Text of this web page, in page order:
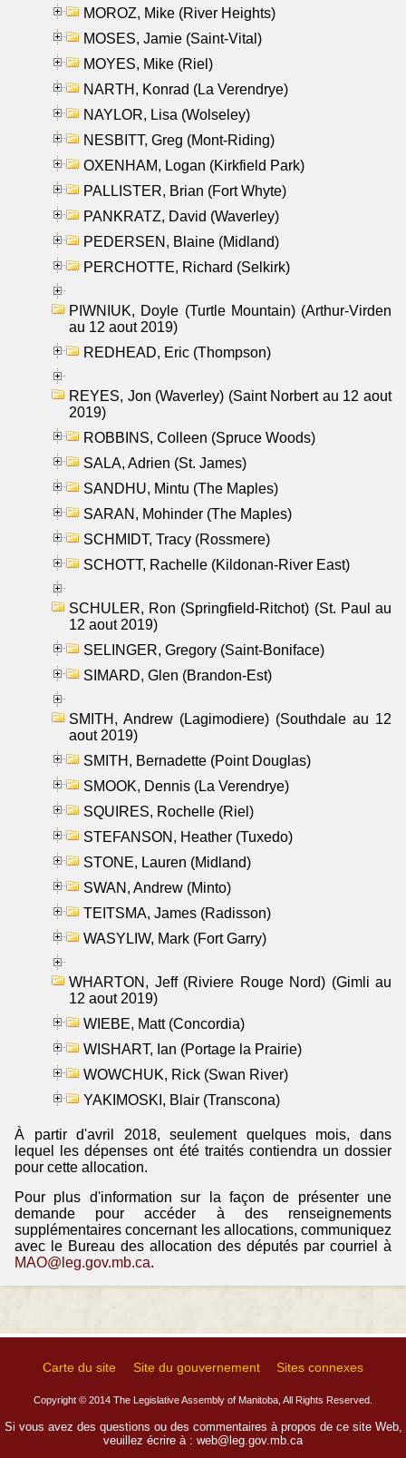
MOROZ, Mike (River Heights)
MOSES, Jamie (Saint-Vital)
MOYES, Mike (Riel)
NARTH, Konrad (La Verendrye)
NAYLOR, Lisa (Wolseley)
NESBITT, Greg (Mont-Riding)
OXENHAM, Logan (Kirkfield Park)
PALLISTER, Brian (Fort Whyte)
PANKRATZ, David (Waverley)
PEDERSEN, Blaine (Midland)
PERCHOTTE, Richard (Selkirk)
PIWNIUK, Doyle (Turtle Mountain) (Arthur-Virden
au 12 aout 2019)
REDHEAD, Eric (Thompson)
REYES, Jon (Waverley) (Saint Norbert au 12 aout
2019)
ROBBINS, Colleen (Spruce Woods)
SALA, Adrien (St. James)
SANDHU, Mintu (The Maples)
SARAN, Mohinder (The Maples)
SCHMIDT, Tracy (Rossmere)
SCHOTT, Rachelle (Kildonan-River East)
SCHULER, Ron (Springfield-Ritchot) (St. Paul au
12 aout 2019)
SELINGER, Gregory (Saint-Boniface)
SIMARD, Glen (Brandon-Est)
SMITH, Andrew (Lagimodiere) (Southdale au 12
aout 2019)
SMITH, Bernadette (Point Douglas)
SMOOK, Dennis (La Verendrye)
SQUIRES, Rochelle (Riel)
STEFANSON, Heather (Tuxedo)
STONE, Lauren (Midland)
SWAN, Andrew (Minto)
TEITSMA, James (Radisson)
WASYLIW, Mark (Fort Garry)
WHARTON, Jeff (Riviere Rouge Nord) (Gimli au
12 aout 2019)
WIEBE, Matt (Concordia)
WISHART, Ian (Portage la Prairie)
WOWCHUK, Rick (Swan River)
YAKIMOSKI, Blair (Transcona)
À partir d'avril 2018, seulement quelques mois, dans
lequel les dépenses ont été traités contiendra un dossier
pour cette allocation.
Pour plus d'information sur la façon de présenter une
demande pour accéder à des renseignements
supplémentaires concernant les allocations, communiquez
avec le Bureau des allocation des députés par courriel à
MAO@leg.gov.mb.ca.
Carte du site Site du gouvernement Sites connexes
Copyright © 2014 The Legislative Assembly of Manitoba, All Rights Reserved.
Si vous avez des questions ou des commentaires à propos de ce site Web,
veuillez écrire à : web@leg.gov.mb.ca